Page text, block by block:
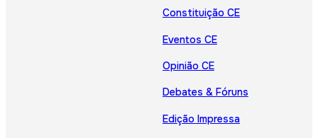
Constituição CE
Eventos CE
Opinião CE
Debates & Fóruns
Edição Impressa